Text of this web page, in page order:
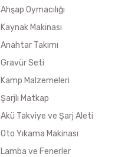
Ahşap Oymacılığı
Kaynak Makinası
Anahtar Takımı
Gravür Seti
Kamp Malzemeleri
Şarjlı Matkap
Akü Takviye ve Şarj Aleti
Oto Yıkama Makinası
Lamba ve Fenerler